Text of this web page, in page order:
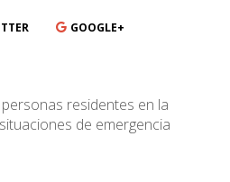
GOOGLE+
residentes en la
de emergencia